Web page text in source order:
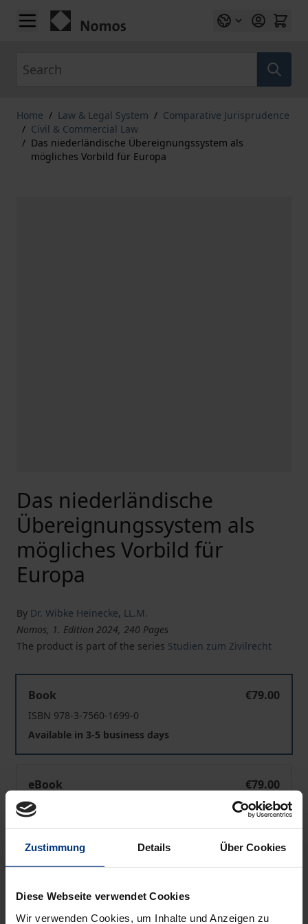
Zustimmung Details Über Cookies
Diese Webseite verwendet Cookies
Wir verwenden Cookies, um Inhalte und Anzeigen zu
Skip to Content
Home / Law & Legal System / Comparative Jurisprudence
/ Civil & Commercial Law
/ Das niederländische Übereignungssystem als
mögliches Vorbild für Europa
Das niederländische
Übereignungssystem als
mögliches Vorbild für
Europa
By Dr. Wibke Heinecke, LL.M.
Nomos, 1. Edition 2024, 240 Pages
The product is part of the series Studien zum Zivilrecht
Book
€79.00
ISBN 978-3-7560-1699-0
Available in 3-5 business days
eBook
€79.00
ISBN 978-3-7489-4429-4
Prices include VAT. Depending on the delivery address, VAT